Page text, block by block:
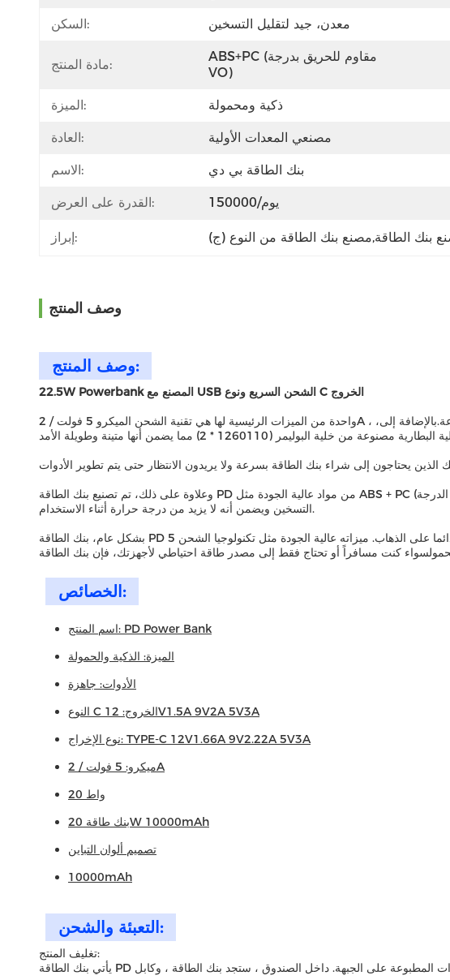
السكن: معدن، جيد لتقليل التسخين
مادة المنتج:
ABS+PC (مقاوم للحريق بدرجة
VO)
الميزة: ذكية ومحمولة
العادة: مصنعي المعدات الأولية
الاسم: بنك الطاقة بي دي
القدرة على العرض: 150000/يوم
إبراز:
وصف المنتج
وصف المنتج:
22.5W Powerbank المصنع مع USB الشحن السريع ونوع C الخروج
واحدة من الميزات الرئيسية لها هي تقنية الشحن الميكرو 5 فولت / 2A ، والتي تسمح بشحن الأجهزة بسرعة. وهذا يجعلها مثالية لأولئك الذين هم في عجلة من امرهم ويحتاجون إلى شحن أجهزتهم بسرعة.بالإضافة إلى،
وعلاوة على ذلك، تم تصنيع بنك الطاقة PD من مواد عالية الجودة مثل ABS + PC (عازمة على الحريق من الدرجة VO) مما يضمن أنها آمنة ودائمة الاستخدام.يتم تصنيع غطاء بنك الطاقة من المعدن الذي هو جيد للحد من
التسخين ويضمن أنه لا يزيد من درجة حرارة أثناء الاستخدام.
بشكل عام، بنك الطاقة PD هو بنك الطاقة الشحن السريع الذي هو مثالي لأولئك الذين هم دائما على الذهاب. ميزاته عالية الجودة مثل تكنولوجيا الشحن 5V / 2A الميكرو، بطارية الخلية البوليمرية،والبيت المعدني يجعلها
الخصائص:
اسم المنتج: PD Power Bank
الميزة: الذكية والحمولة
الأدوات: جاهزة
النوع C الخروج: 12V1.5A 9V2A 5V3A
نوع الإخراج: TYPE-C 12V1.66A 9V2.22A 5V3A
ميكرو: 5 فولت / 2A
20 واط
بنك طاقة 20W 10000mAh
تصميم ألوان التباين
10000mAh
التعبئة والشحن:
تغليف المنتج: